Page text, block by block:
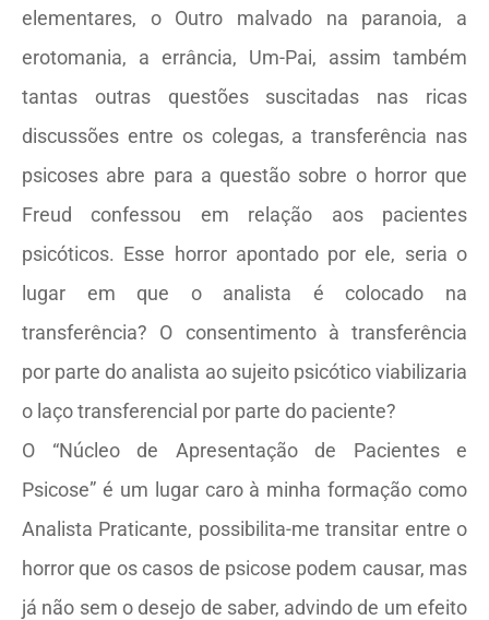
elementares, o Outro malvado na paranoia, a
erotomania, a errância, Um-Pai, assim também
tantas outras questões suscitadas nas ricas
discussões entre os colegas, a transferência nas
psicoses abre para a questão sobre o horror que
Freud confessou em relação aos pacientes
psicóticos. Esse horror apontado por ele, seria o
lugar em que o analista é colocado na
transferência? O consentimento à transferência
por parte do analista ao sujeito psicótico viabilizaria
o laço transferencial por parte do paciente?
O “Núcleo de Apresentação de Pacientes e
Psicose” é um lugar caro à minha formação como
Analista Praticante, possibilita-me transitar entre o
horror que os casos de psicose podem causar, mas
já não sem o desejo de saber, advindo de um efeito